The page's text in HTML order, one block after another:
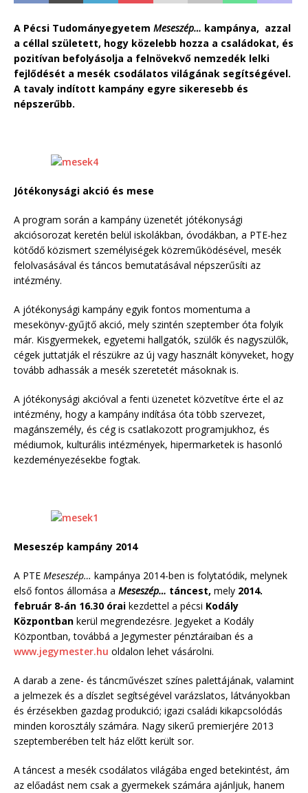
A Pécsi Tudományegyetem Meseszép… kampánya, azzal
a céllal született, hogy közelebb hozza a családokat, és
pozitívan befolyásolja a felnövekvő nemzedék lelki
fejlődését a mesék csodálatos világának segítségével.
A tavaly indított kampány egyre sikeresebb és
népszerűbb.
Jótékonysági akció és mese
A program során a kampány üzenetét jótékonysági
akciósorozat keretén belül iskolákban, óvodákban, a PTE-hez
kötődő közismert személyiségek közreműködésével, mesék
felolvasásával és táncos bemutatásával népszerűsíti az
intézmény.
A jótékonysági kampány egyik fontos momentuma a
mesekönyv-gyűjtő akció, mely szintén szeptember óta folyik
már. Kisgyermekek, egyetemi hallgatók, szülők és nagyszülők,
cégek juttatják el részükre az új vagy használt könyveket, hogy
tovább adhassák a mesék szeretetét másoknak is.
A jótékonysági akcióval a fenti üzenetet közvetítve érte el az
intézmény, hogy a kampány indítása óta több szervezet,
magánszemély, és cég is csatlakozott programjukhoz, és
médiumok, kulturális intézmények, hipermarketek is hasonló
kezdeményezésekbe fogtak.
Meseszép kampány 2014
A PTE Meseszép… kampánya 2014-ben is folytatódik, melynek
első fontos állomása a Meseszép… táncest, mely 2014.
február 8-án 16.30 órai kezdettel a pécsi Kodály
Központban kerül megrendezésre. Jegyeket a Kodály
Központban, továbbá a Jegymester pénztáraiban és a
www.jegymester.hu oldalon lehet vásárolni.
A darab a zene- és táncművészet színes palettájának, valamint
a jelmezek és a díszlet segítségével varázslatos, látványokban
és érzésekben gazdag produkció; igazi családi kikapcsolódás
minden korosztály számára. Nagy sikerű premierjére 2013
szeptemberében telt ház előtt került sor.
A táncest a mesék csodálatos világába enged betekintést, ám
az előadást nem csak a gyermekek számára ajánljuk, hanem